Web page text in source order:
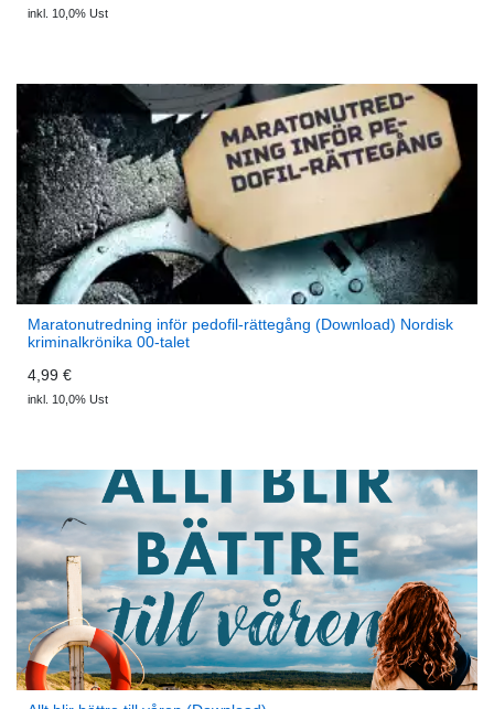
inkl. 10,0% Ust
Maratonutredning inför pedofil-rättegång (Download) Nordisk
kriminalkrönika 00-talet
4,99 €
inkl. 10,0% Ust